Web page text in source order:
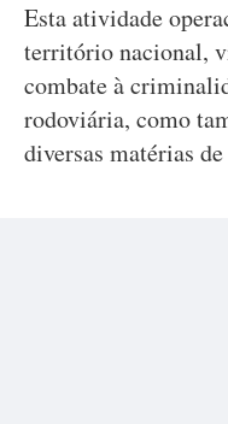
Esta atividade
território nacional,
combate à
rodoviária, como
diversas matérias